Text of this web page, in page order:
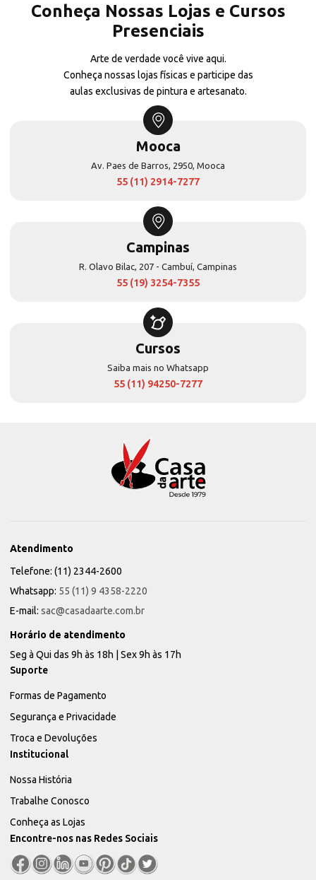
Conheça Nossas Lojas e Cursos
Presenciais
Arte de verdade você vive aqui.
Conheça nossas lojas físicas e participe das
aulas exclusivas de pintura e artesanato.
Mooca
Av. Paes de Barros, 2950, Mooca
55 (11) 2914-7277
Campinas
R. Olavo Bilac, 207 - Cambuí, Campinas
55 (19) 3254-7355
Cursos
Saiba mais no Whatsapp
55 (11) 94250-7277
Atendimento
Telefone: (11) 2344-2600
Whatsapp: 55 (11) 9 4358-2220
E-mail: sac@casadaarte.com.br
Horário de atendimento
Seg à Qui das 9h às 18h | Sex 9h às 17h
Suporte
Formas de Pagamento
Segurança e Privacidade
Troca e Devoluções
Institucional
Nossa História
Trabalhe Conosco
Conheça as Lojas
Encontre-nos nas Redes Sociais